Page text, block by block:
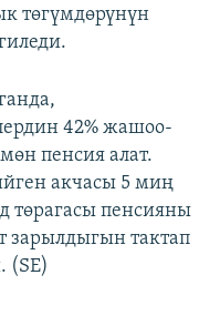
төгүмдөрүнүн
42% жашоо-
пенсия алат.
акчасы 5 миң
төрагасы пенсияны
зарылдыгын тактап
(SE)